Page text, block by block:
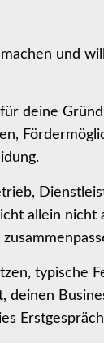
und
deine
allein nicht
typische
deinen